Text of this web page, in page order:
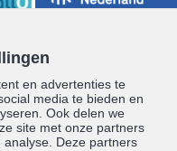
- 17.30 uur
en advertenties te
media te bieden en
Ook delen we
site met onze partners
Deze partners